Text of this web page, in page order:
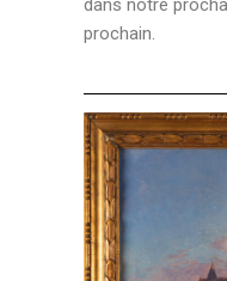
dans notre
prochain.